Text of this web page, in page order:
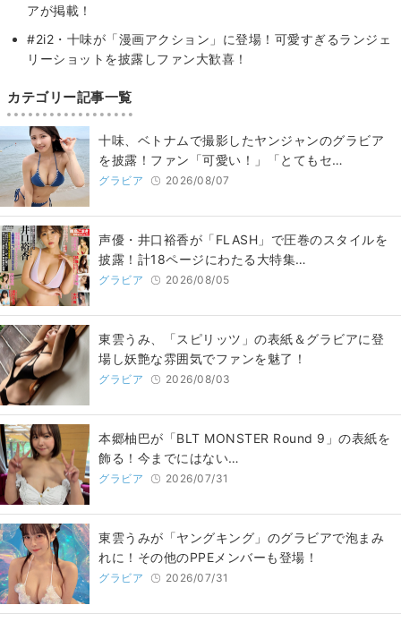
アが掲載！
#2i2・十味が「漫画アクション」に登場！可愛すぎるランジェ
リーショットを披露しファン大歓喜！
カテゴリー記事一覧
十味、ベトナムで撮影したヤンジャンのグラビア
を披露！ファン「可愛い！」「とてもセ…
グラビア 2026/08/07
声優・井口裕香が「FLASH」で圧巻のスタイルを
披露！計18ページにわたる大特集…
グラビア 2026/08/05
東雲うみ、「スピリッツ」の表紙＆グラビアに登
場し妖艶な雰囲気でファンを魅了！
グラビア 2026/08/03
本郷柚巴が「BLT MONSTER Round 9」の表紙を
飾る！今までにはない…
グラビア 2026/07/31
東雲うみが「ヤングキング」のグラビアで泡まみ
れに！その他のPPEメンバーも登場！
グラビア 2026/07/31